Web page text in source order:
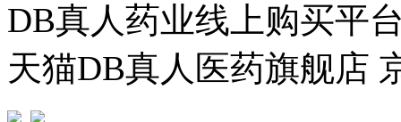
DB真人药业线上购买平
天猫DB真人医药旗舰店